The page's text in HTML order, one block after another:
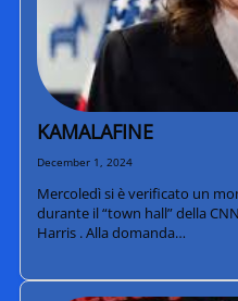
KAMALAFINE
December 1, 2024
Mercoledì si è verificato un
durante il “town hall” della
Harris . Alla domanda…